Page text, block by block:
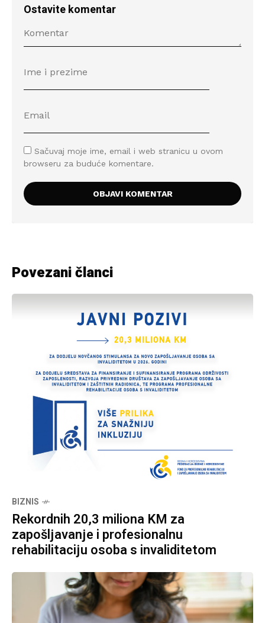
Ostavite komentar
Sačuvaj moje ime, email i web stranicu u ovom
browseru za buduće komentare.
Povezani članci
BIZNIS
Rekordnih 20,3 miliona KM za
zapošljavanje i profesionalnu
rehabilitaciju osoba s invaliditetom